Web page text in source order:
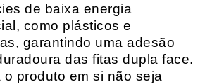
de baixa energia
como plásticos e
garantindo uma adesão
das fitas dupla face.
o produto em si não seja